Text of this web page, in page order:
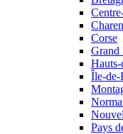
Corse
Grand
Hauts-
Île-de-
Pays